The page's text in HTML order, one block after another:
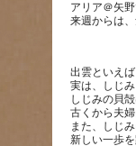
アリア＠矢
出雲といえ
実は、しじ
しじみの貝
古くから夫
また、しじ
新しい一歩